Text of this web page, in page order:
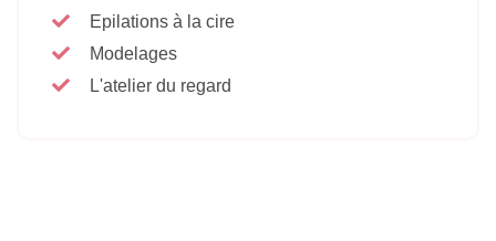
Epilations à la cire
Modelages
L'atelier du regard